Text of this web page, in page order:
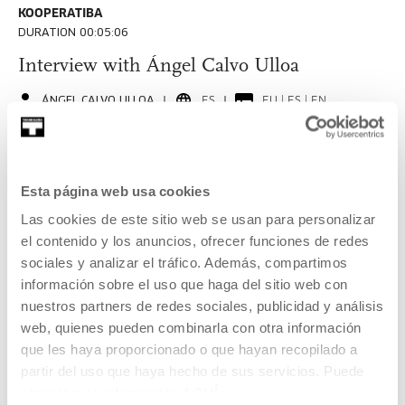
Esta página web usa cookies
Las cookies de este sitio web se usan para personalizar
el contenido y los anuncios, ofrecer funciones de redes
sociales y analizar el tráfico. Además, compartimos
información sobre el uso que haga del sitio web con
nuestros partners de redes sociales, publicidad y análisis
web, quienes pueden combinarla con otra información
que les haya proporcionado o que hayan recopilado a
partir del uso que haya hecho de sus servicios. Puede
KOOPERATIBA
DURATION 00:05:06
Interview with Ángel Calvo Ulloa
ÁNGEL CALVO ULLOA ES EU | ES | EN
SEE
DURATION 00:06:53
Interview with Carla Filipe
SEE